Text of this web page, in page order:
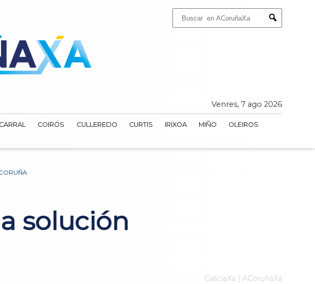
Submit
Venres, 7 ago 2026
CARRAL COIRÓS CULLEREDO CURTIS IRIXOA MIÑO
OLEIROS
solución
GaliciaXa | ACoruñaXa